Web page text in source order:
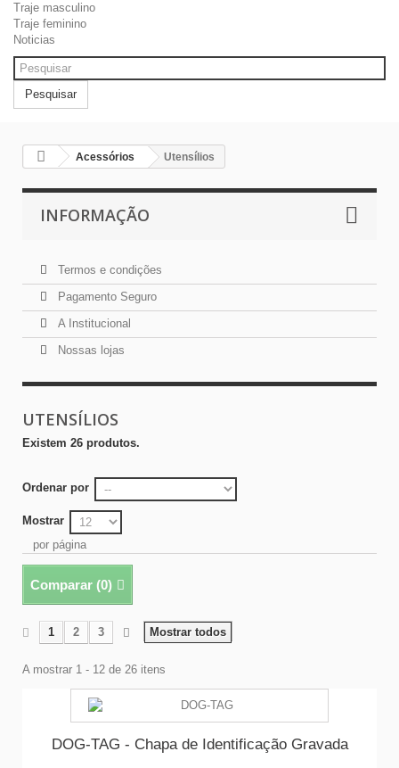
Traje masculino
Traje feminino
Noticias
Pesquisar
Acessórios Utensílios
INFORMAÇÃO
Termos e condições
Pagamento Seguro
A Institucional
Nossas lojas
UTENSÍLIOS
Existem 26 produtos.
Ordenar por
Mostrar
por página
Comparar (0)
Mostrar todos
1 2 3
A mostrar 1 - 12 de 26 itens
DOG-TAG - Chapa de Identificação Gravada